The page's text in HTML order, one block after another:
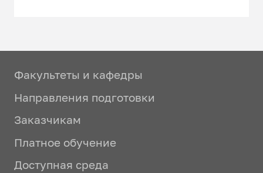
Факультеты и кафедры
Направления подготовки
Заказчикам
Платное обучение
Доступная среда